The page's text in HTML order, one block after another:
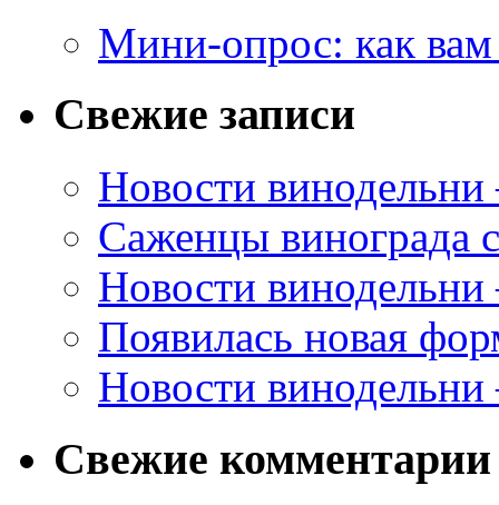
Мини-опрос: как вам
Свежие записи
Новости
Саженцы винограда
Новости
Появилась новая
Новости
Свежие комментарии